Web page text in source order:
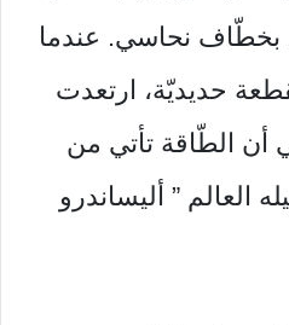
نحاسي. عندما
حديديّة، ارتعدت
أن الطّاقة تأتي من
العالم ” أليساندرو